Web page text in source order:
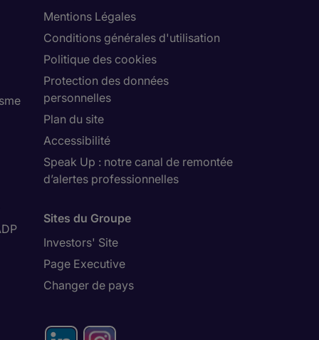
Mentions Légales
Conditions générales d'utilisation
Politique des cookies
Protection des données
personnelles
Plan du site
Accessibilité
Speak Up : notre canal de remontée
d’alertes professionnelles
Sites du Groupe
Investors' Site
Page Executive
Changer de pays